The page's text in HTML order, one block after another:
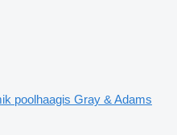
poolhaagis Gray & Adams